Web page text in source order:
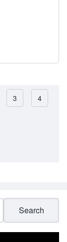
Page
3 Page
4